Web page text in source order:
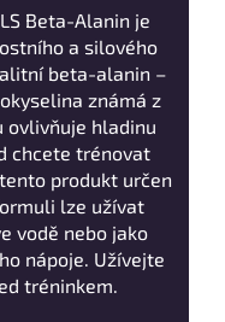
Beta-Alanin je
a silového
beta-alanin –
známá z
ovlivňuje hladinu
chcete trénovat
produkt určen
lze užívat
vodě nebo jako
nápoje. Užívejte
tréninkem.